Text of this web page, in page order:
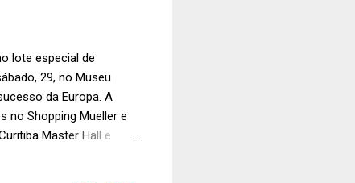
lote especial de
29, no Museu
da Europa. A
no Shopping Mueller e
Master Hall e